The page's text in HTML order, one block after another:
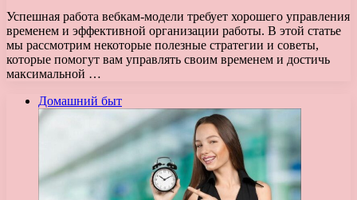
Успешная работа вебкам-модели требует хорошего управления
временем и эффективной организации работы. В этой статье
мы рассмотрим некоторые полезные стратегии и советы,
которые помогут вам управлять своим временем и достичь
максимальной …
Домашний быт